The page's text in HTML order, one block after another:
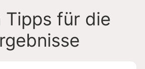
Tipps für die